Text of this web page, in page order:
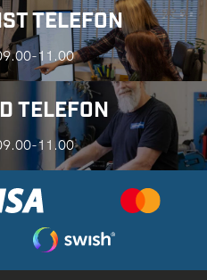
TELEFON
11.00
TELEFON
11.00